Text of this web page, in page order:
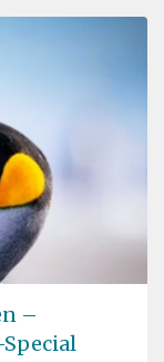
–